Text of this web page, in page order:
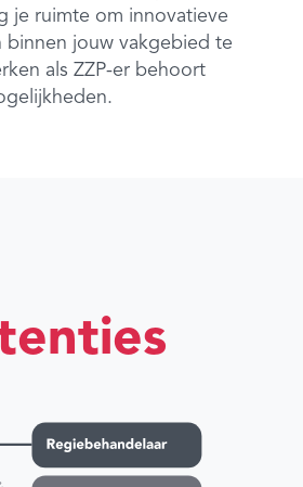
je ruimte om innovatieve
binnen jouw vakgebied te
als ZZP-er behoort